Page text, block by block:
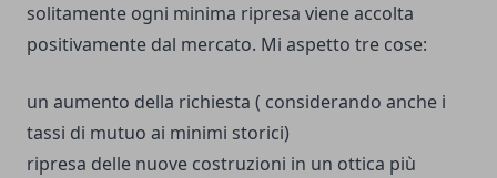
solitamente ogni minima ripresa viene accolta
positivamente dal mercato. Mi aspetto tre cose:
un aumento della richiesta ( considerando anche i
tassi di mutuo ai minimi storici)
ripresa delle nuove costruzioni in un ottica più